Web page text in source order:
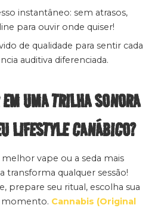
instantâneo: sem atrasos,
para ouvir onde quiser!
de qualidade para sentir cada
auditiva diferenciada.
UMA TRILHA SONORA
LIFESTYLE CANÁBICO?
vape ou a seda mais
transforma qualquer sessão!
prepare seu ritual, escolha sua
momento. Cannabis (Original